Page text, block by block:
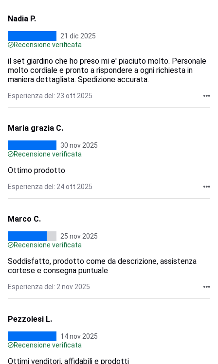
Nadia P.
21 dic 2025
Recensione verificata
il set giardino che ho preso mi e' piaciuto molto. Personale
molto cordiale e pronto a rispondere a ogni richiesta in
maniera dettagliata. Spedizione accurata.
Esperienza del: 23 ott 2025
Maria grazia C.
30 nov 2025
Recensione verificata
Ottimo prodotto
Esperienza del: 24 ott 2025
Marco C.
25 nov 2025
Recensione verificata
Soddisfatto, prodotto come da descrizione, assistenza
cortese e consegna puntuale
Esperienza del: 2 nov 2025
Pezzolesi L.
14 nov 2025
Recensione verificata
Ottimi venditori, affidabili e prodotti